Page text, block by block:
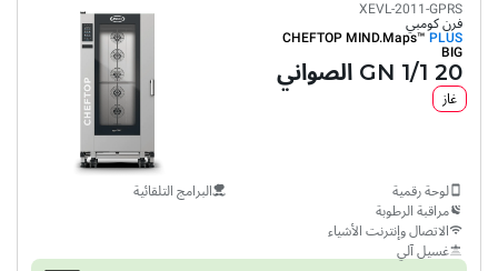
XEVL-2011-GPRS
فرن كومبي
CHEFTOP MIND.Maps™ PLUS
BIG
20 GN 1/1 الصواني
غاز
لوحة رقمية
مراقبة الرطوبة
الاتصال وإنترنت الأشياء
غسيل آلي
البرامج التلقائية